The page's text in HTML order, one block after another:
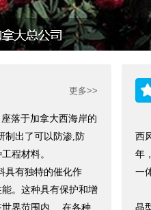
更多>>
落于加拿大西海岸的
制出了可以防渗,防
程材料。
有独特的催化作
。这种具有保护和增
界范围内、 在各种
西
年
一
晶